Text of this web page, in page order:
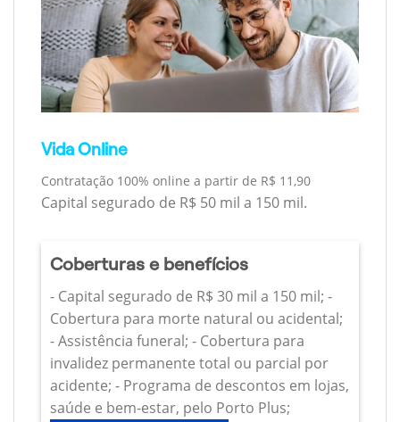
Vida Online
Contratação 100% online a partir de R$ 11,90
Capital segurado de R$ 50 mil a 150 mil.
Coberturas e benefícios
- Capital segurado de R$ 30 mil a 150 mil; -
Cobertura para morte natural ou acidental;
- Assistência funeral; - Cobertura para
invalidez permanente total ou parcial por
acidente; - Programa de descontos em lojas,
saúde e bem-estar, pelo Porto Plus;